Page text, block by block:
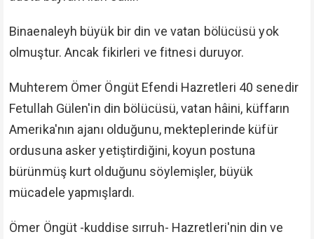
Fetullah Gülen 40 sene önce İslâm'a ihanet edip
küfür bayrağını çektiği zaman Ömer Öngüt -kuddise
bunlarla mücadele etmeye başladı. Kitaplarında,
dergilerinde içyüzlerini, dinden çıktıklarını, dinde
bölücü olduklarını ifşâ etti."Dinde bölücü olan
vatanda da bölücü olur."dedi. Din için, iman için,
vatan için bu bölücülere karşı büyük bir cihat yaptı.
Halkımızı, milletimizi, ümmet-i Muhammed'i